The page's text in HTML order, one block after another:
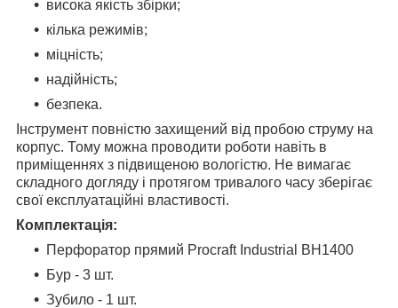
висока якість збірки;
кілька режимів;
міцність;
надійність;
безпека.
Інструмент повністю захищений від пробою струму на
корпус. Тому можна проводити роботи навіть в
приміщеннях з підвищеною вологістю. Не вимагає
складного догляду і протягом тривалого часу зберігає
свої експлуатаційні властивості.
Комплектація:
Перфоратор прямий Procraft Industrial BH1400
Бур - 3 шт.
Зубило - 1 шт.